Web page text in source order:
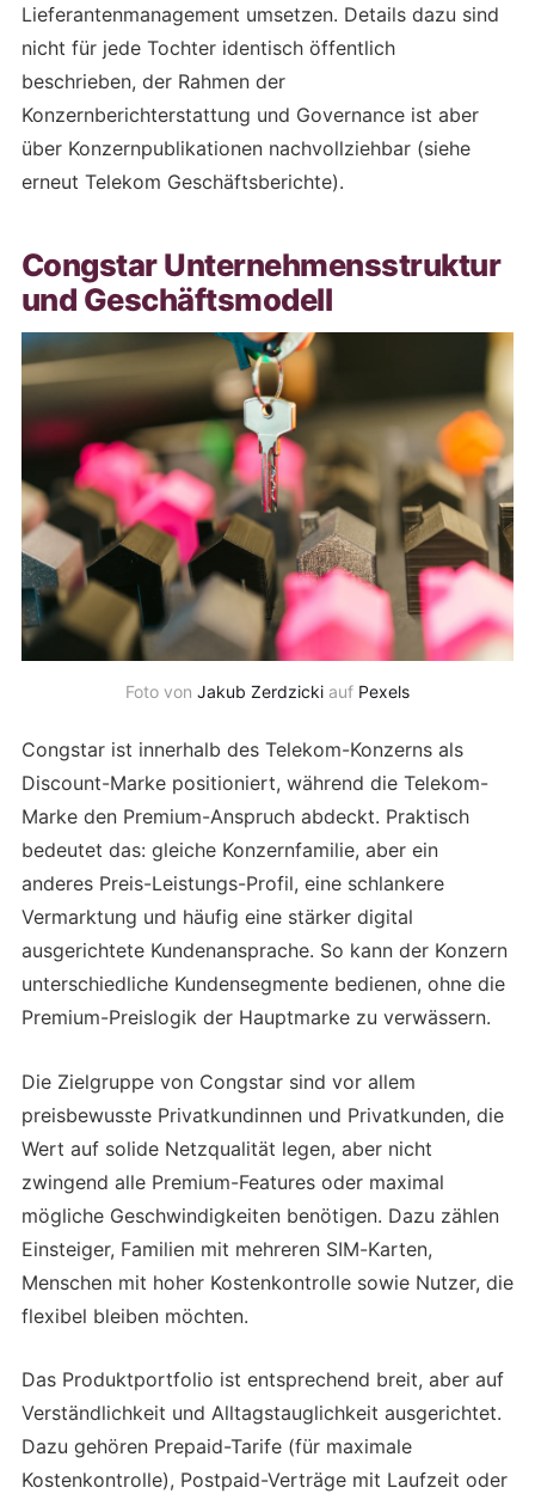
Lieferantenmanagement umsetzen. Details dazu sind
nicht für jede Tochter identisch öffentlich
beschrieben, der Rahmen der
Konzernberichterstattung und Governance ist aber
über Konzernpublikationen nachvollziehbar (siehe
erneut Telekom Geschäftsberichte).
Congstar Unternehmensstruktur
und Geschäftsmodell
Foto von Jakub Zerdzicki auf Pexels
Congstar ist innerhalb des Telekom-Konzerns als
Discount-Marke positioniert, während die Telekom-
Marke den Premium-Anspruch abdeckt. Praktisch
bedeutet das: gleiche Konzernfamilie, aber ein
anderes Preis-Leistungs-Profil, eine schlankere
Vermarktung und häufig eine stärker digital
ausgerichtete Kundenansprache. So kann der Konzern
unterschiedliche Kundensegmente bedienen, ohne die
Premium-Preislogik der Hauptmarke zu verwässern.
Die Zielgruppe von Congstar sind vor allem
preisbewusste Privatkundinnen und Privatkunden, die
Wert auf solide Netzqualität legen, aber nicht
zwingend alle Premium-Features oder maximal
mögliche Geschwindigkeiten benötigen. Dazu zählen
Einsteiger, Familien mit mehreren SIM-Karten,
Menschen mit hoher Kostenkontrolle sowie Nutzer, die
flexibel bleiben möchten.
Das Produktportfolio ist entsprechend breit, aber auf
Verständlichkeit und Alltagstauglichkeit ausgerichtet.
Dazu gehören Prepaid-Tarife (für maximale
Kostenkontrolle), Postpaid-Verträge mit Laufzeit oder